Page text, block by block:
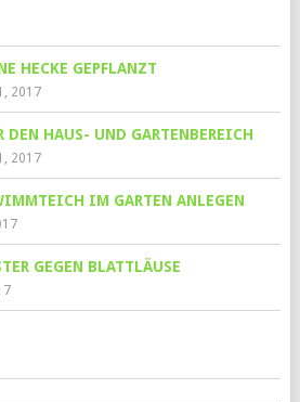
HECKE GEPFLANZT
2017
DEN HAUS- UND GARTENBEREICH
2017
IM GARTEN ANLEGEN
GEGEN BLATTLÄUSE